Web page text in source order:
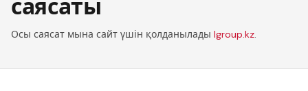
саясаты
Осы саясат мына сайт үшін қолданылады lgroup.kz.